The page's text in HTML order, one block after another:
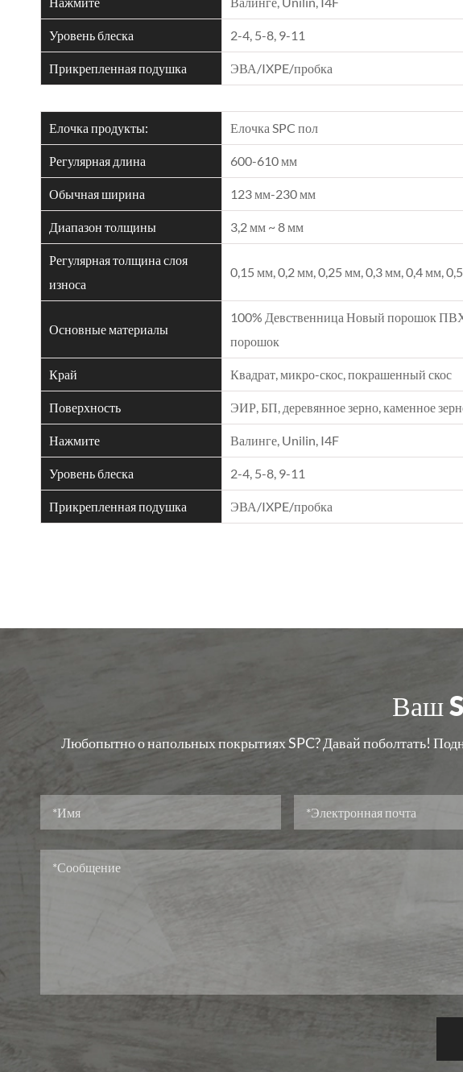
Уровень блеска 2-4, 5-8, 9-11
Прикрепленная подушка ЭВА/IXPE/пробка
Елочка продукты: Елочка SPC пол
Регулярная длина 600-610 мм
Обычная ширина 123 мм-230 мм
Диапазон толщины 3,2 мм ~ 8 мм
Регулярная толщина слоя
износа
0,15 мм, 0,2 мм, 0,25 мм, 0,3 мм, 0,4 мм,
Основные материалы
100% Девственница Новый порошок
порошок
Край Квадрат, микро-скос, покрашенный скос
Поверхность ЭИР, БП, деревянное зерно, каменное
Нажмите Валинге, Unilin, I4F
Уровень блеска 2-4, 5-8, 9-11
Прикрепленная подушка ЭВА/IXPE/пробка
Ваш
Любопытно о напольных покрытиях SPC? Давай поболтать!